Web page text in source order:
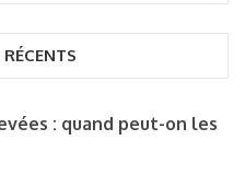
: quand peut-on les